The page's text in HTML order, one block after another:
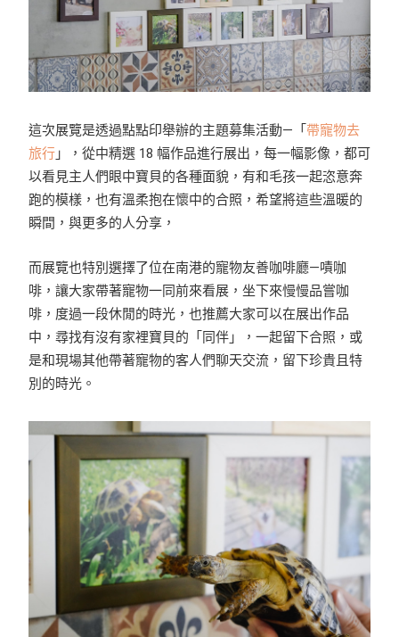
這次展覽是透過點點印舉辦的主題募集活動—「 帶寵物去
旅行 」，從中精選 18 幅作品進行展出，每一幅影像，都可
以看見主人們眼中寶貝的各種面貌，有和毛孩一起恣意奔
跑的模樣，也有溫柔抱在懷中的合照，希望將這些溫暖的
瞬間，與更多的人分享，
而展覽也特別選擇了位在南港的寵物友善咖啡廳—嘖咖
啡，讓大家帶著寵物一同前來看展，坐下來慢慢品嘗咖
啡，度過一段休閒的時光，也推薦大家可以在展出作品
中，尋找有沒有家裡寶貝的「同伴」，一起留下合照，或
是和現場其他帶著寵物的客人們聊天交流，留下珍貴且特
別的時光。